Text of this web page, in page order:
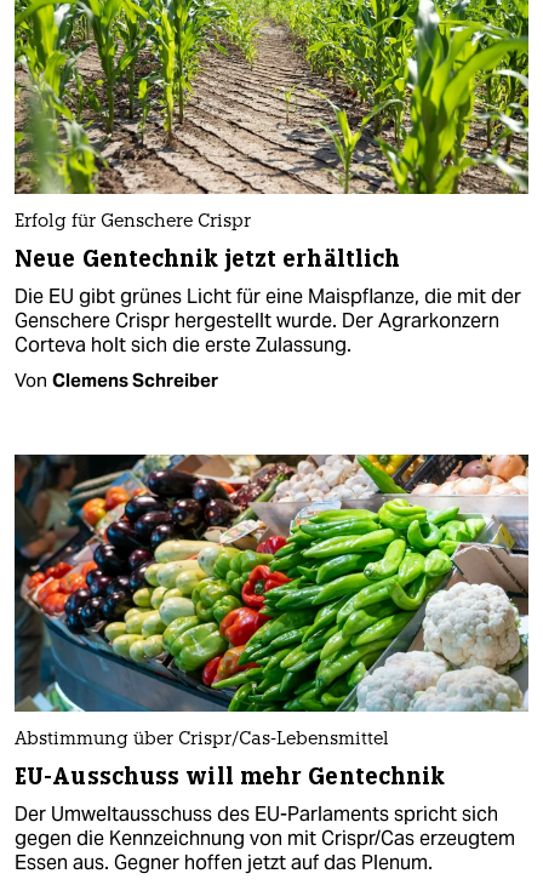
Erfolg für Genschere Crispr
Neue Gentechnik jetzt erhältlich
Die EU gibt grünes Licht für eine Maispflanze, die mit der
Genschere Crispr hergestellt wurde. Der Agrarkonzern
Corteva holt sich die erste Zulassung.
Von Clemens Schreiber
Abstimmung über Crispr/Cas-Lebensmittel
EU-Ausschuss will mehr Gentechnik
Der Umweltausschuss des EU-Parlaments spricht sich
gegen die Kennzeichnung von mit Crispr/Cas erzeugtem
Essen aus. Gegner hoffen jetzt auf das Plenum.